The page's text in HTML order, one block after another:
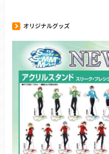
オリジナルグッズ